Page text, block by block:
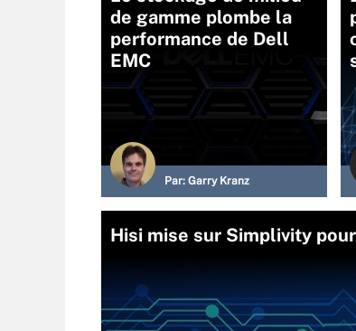
de gamme plombe la
performance de Dell
EMC
Par: Garry Kranz
Hisi mise sur Simplivity